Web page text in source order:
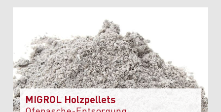
MIGROL Holzpellets